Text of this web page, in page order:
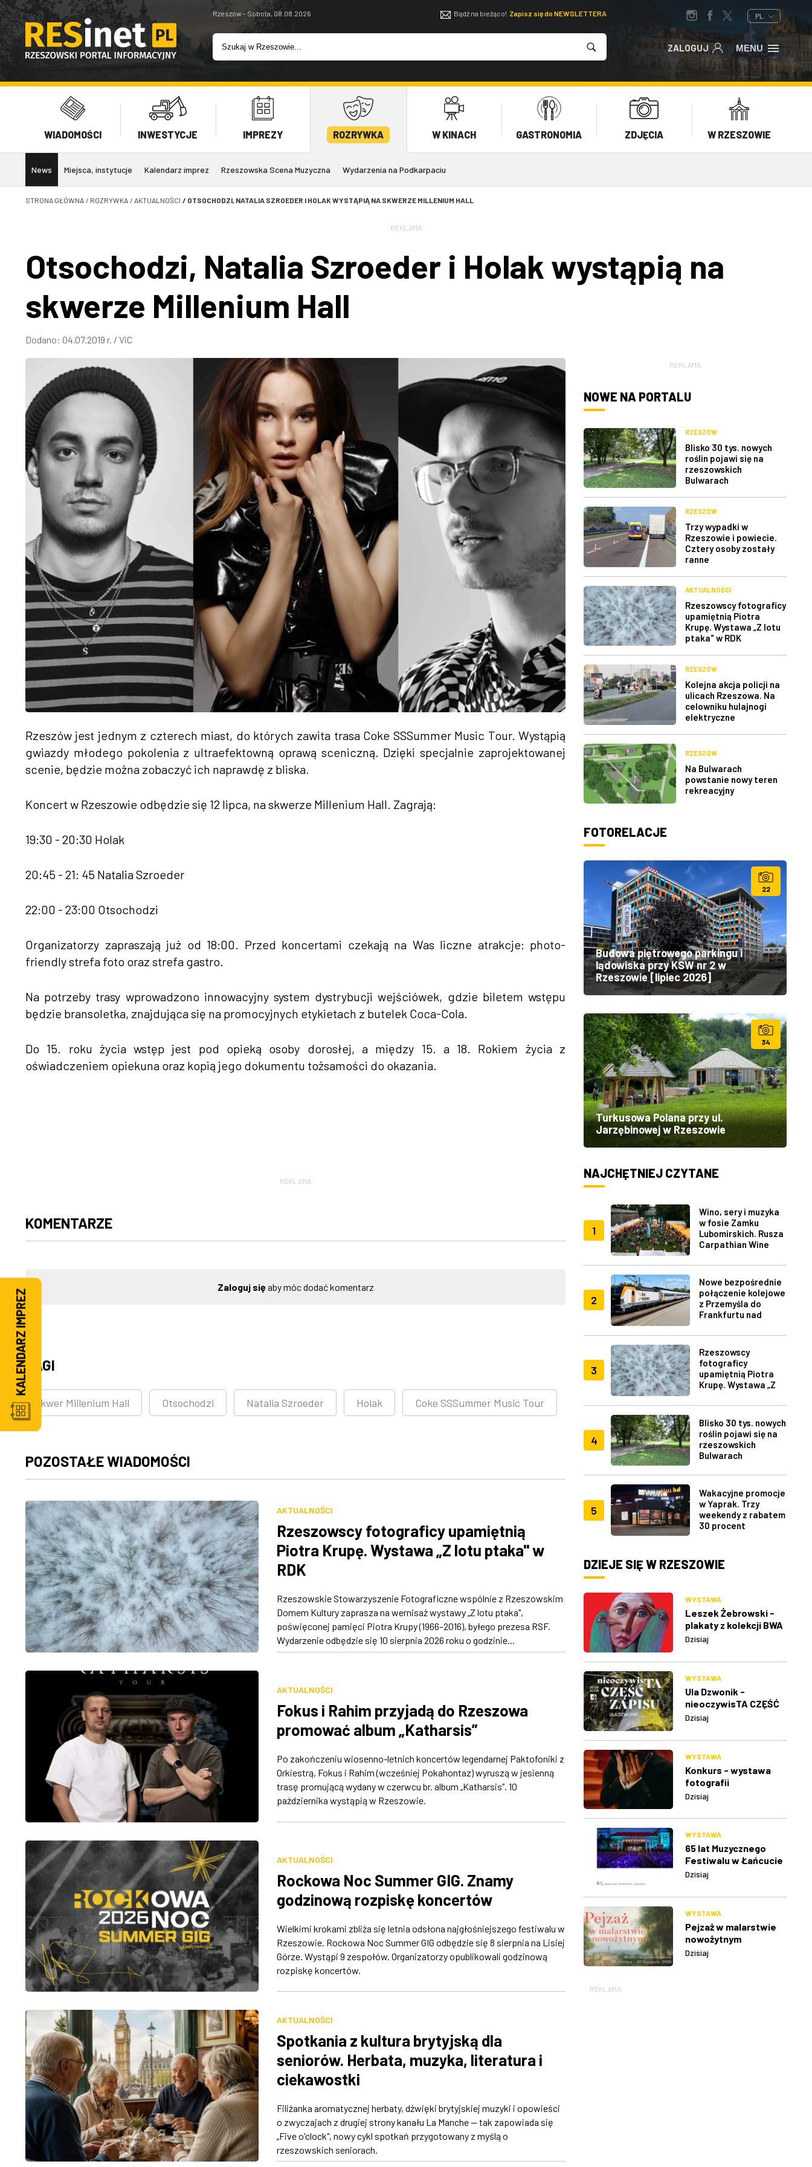
Rzeszów - Sobota, 08.08.2026 Bądź na bieżąco! Zapisz się do NEWSLETTERA PL
ZALOGUJ MENU
WIADOMOŚCI INWESTYCJE IMPREZY ROZRYWKA W KINACH GASTRONOMIA ZDJĘCIA W RZESZOWIE
News Miejsca, instytucje Kalendarz imprez Rzeszowska Scena Muzyczna Wydarzenia na Podkarpaciu
STRONA GŁÓWNA / ROZRYWKA / AKTUALNOŚCI / OTSOCHODZI, NATALIA SZROEDER I HOLAK WYSTĄPIĄ NA SKWERZE MILLENIUM HALL
REKLAMA
Otsochodzi, Natalia Szroeder i Holak wystąpią na
skwerze Millenium Hall
Dodano: 04.07.2019 r. / ViC
Rzeszów jest jednym z czterech miast, do których zawita trasa Coke SSSummer Music Tour. Wystąpią
gwiazdy młodego pokolenia z ultraefektowną oprawą sceniczną. Dzięki specjalnie zaprojektowanej
scenie, będzie można zobaczyć ich naprawdę z bliska.
Koncert w Rzeszowie odbędzie się 12 lipca, na skwerze Millenium Hall. Zagrają:
19:30 - 20:30 Holak
20:45 - 21: 45 Natalia Szroeder
22:00 - 23:00 Otsochodzi
Organizatorzy zapraszają już od 18:00. Przed koncertami czekają na Was liczne atrakcje: photo-
friendly strefa foto oraz strefa gastro.
Na potrzeby trasy wprowadzono innowacyjny system dystrybucji wejściówek, gdzie biletem wstępu
będzie bransoletka, znajdująca się na promocyjnych etykietach z butelek Coca-Cola.
Do 15. roku życia wstęp jest pod opieką osoby dorosłej, a między 15. a 18. Rokiem życia z
oświadczeniem opiekuna oraz kopią jego dokumentu tożsamości do okazania.
REKLAMA
KOMENTARZE
Zaloguj sięaby móc dodać komentarz
TAGI
skwer Millenium Hall Otsochodzi Natalia Szroeder Holak Coke SSSummer Music Tour
POZOSTAŁE WIADOMOŚCI
AKTUALNOŚCI
Rzeszowscy fotograficy upamiętnią
Piotra Krupę. Wystawa „Z lotu ptaka" w
RDK
Rzeszowskie Stowarzyszenie Fotograficzne wspólnie z Rzeszowskim
Domem Kultury zaprasza na wernisaż wystawy „Z lotu ptaka",
poświęconej pamięci Piotra Krupy (1966–2016), byłego prezesa RSF.
Wydarzenie odbędzie się 10 sierpnia 2026 roku o godzinie...
AKTUALNOŚCI
Fokus i Rahim przyjadą do Rzeszowa
promować album „Katharsis”
Po zakończeniu wiosenno-letnich koncertów legendarnej Paktofoniki z
Orkiestrą, Fokus i Rahim (wcześniej Pokahontaz) wyruszą w jesienną
trasę promującą wydany w czerwcu br. album „Katharsis”. 10
października wystąpią w Rzeszowie.
AKTUALNOŚCI
Rockowa Noc Summer GIG. Znamy
godzinową rozpiskę koncertów
Wielkimi krokami zbliża się letnia odsłona najgłośniejszego festiwalu w
Rzeszowie. Rockowa Noc Summer GIG odbędzie się 8 sierpnia na Lisiej
Górze. Wystąpi 9 zespołów. Organizatorzy opublikowali godzinową
rozpiskę koncertów.
AKTUALNOŚCI
Spotkania z kultura brytyjską dla
seniorów. Herbata, muzyka, literatura i
ciekawostki
Filiżanka aromatycznej herbaty, dźwięki brytyjskiej muzyki i opowieści
o zwyczajach z drugiej strony kanału La Manche — tak zapowiada się
„Five o'clock", nowy cykl spotkań przygotowany z myślą o
rzeszowskich seniorach.
REKLAMA
NOWE NA PORTALU
RZESZÓW
Blisko 30 tys. nowych
roślin pojawi się na
rzeszowskich
Bulwarach
RZESZÓW
Trzy wypadki w
Rzeszowie i powiecie.
Cztery osoby zostały
ranne
AKTUALNOŚCI
Rzeszowscy fotograficy
upamiętnią Piotra
Krupę. Wystawa „Z lotu
ptaka" w RDK
RZESZÓW
Kolejna akcja policji na
ulicach Rzeszowa. Na
celowniku hulajnogi
elektryczne
RZESZÓW
Na Bulwarach
powstanie nowy teren
rekreacyjny
FOTORELACJE
22
Budowa piętrowego parkingu i
lądowiska przy KSW nr 2 w
Rzeszowie [lipiec 2026]
34
Turkusowa Polana przy ul.
Jarzębinowej w Rzeszowie
NAJCHĘTNIEJ CZYTANE
1
Wino, sery i muzyka
w fosie Zamku
Lubomirskich. Rusza
Carpathian Wine
2
Nowe bezpośrednie
połączenie kolejowe
z Przemyśla do
Frankfurtu nad
3
Rzeszowscy
fotograficy
upamiętnią Piotra
Krupę. Wystawa „Z
4
Blisko 30 tys. nowych
roślin pojawi się na
rzeszowskich
Bulwarach
5
Wakacyjne promocje
w Yaprak. Trzy
weekendy z rabatem
30 procent
DZIEJE SIĘ W RZESZOWIE
WYSTAWA
Leszek Żebrowski -
plakaty z kolekcji BWA
w Rzeszowie
Dzisiaj
WYSTAWA
Ula Dzwonik -
nieoczywisTA CZĘŚĆ
ZAPISU
Dzisiaj
WYSTAWA
Konkurs - wystawa
fotografii
Dzisiaj
WYSTAWA
65 lat Muzycznego
Festiwalu w Łańcucie
Dzisiaj
WYSTAWA
Pejzaż w malarstwie
nowożytnym
Dzisiaj
REKLAMA
KALENDARZ IMPREZ